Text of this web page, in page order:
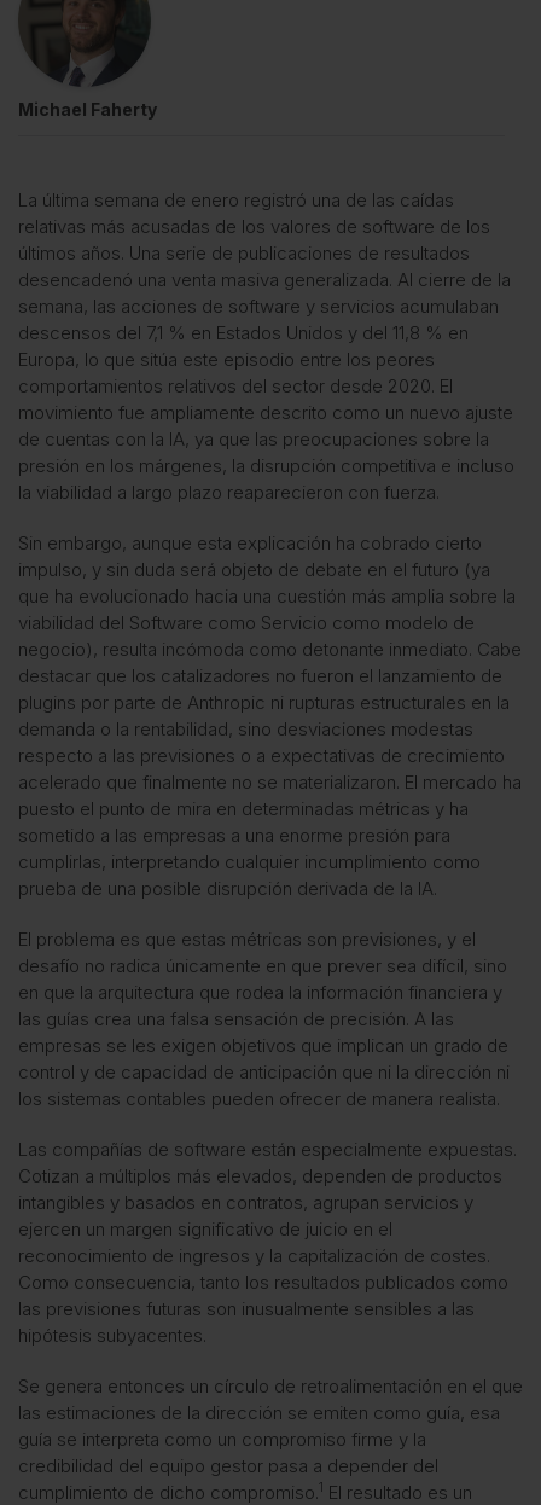
Michael Faherty
La última semana de enero registró una de las caídas
relativas más acusadas de los valores de software de los
últimos años. Una serie de publicaciones de resultados
desencadenó una venta masiva generalizada. Al cierre de la
semana, las acciones de software y servicios acumulaban
descensos del 7,1 % en Estados Unidos y del 11,8 % en
Europa, lo que sitúa este episodio entre los peores
comportamientos relativos del sector desde 2020. El
movimiento fue ampliamente descrito como un nuevo ajuste
de cuentas con la IA, ya que las preocupaciones sobre la
presión en los márgenes, la disrupción competitiva e incluso
la viabilidad a largo plazo reaparecieron con fuerza.
Sin embargo, aunque esta explicación ha cobrado cierto
impulso, y sin duda será objeto de debate en el futuro (ya
que ha evolucionado hacia una cuestión más amplia sobre la
viabilidad del Software como Servicio como modelo de
negocio), resulta incómoda como detonante inmediato. Cabe
destacar que los catalizadores no fueron el lanzamiento de
plugins por parte de Anthropic ni rupturas estructurales en la
demanda o la rentabilidad, sino desviaciones modestas
respecto a las previsiones o a expectativas de crecimiento
acelerado que finalmente no se materializaron. El mercado ha
puesto el punto de mira en determinadas métricas y ha
sometido a las empresas a una enorme presión para
cumplirlas, interpretando cualquier incumplimiento como
prueba de una posible disrupción derivada de la IA.
El problema es que estas métricas son previsiones, y el
desafío no radica únicamente en que prever sea difícil, sino
en que la arquitectura que rodea la información financiera y
las guías crea una falsa sensación de precisión. A las
empresas se les exigen objetivos que implican un grado de
control y de capacidad de anticipación que ni la dirección ni
los sistemas contables pueden ofrecer de manera realista.
Las compañías de software están especialmente expuestas.
Cotizan a múltiplos más elevados, dependen de productos
intangibles y basados en contratos, agrupan servicios y
ejercen un margen significativo de juicio en el
reconocimiento de ingresos y la capitalización de costes.
Como consecuencia, tanto los resultados publicados como
las previsiones futuras son inusualmente sensibles a las
hipótesis subyacentes.
Se genera entonces un círculo de retroalimentación en el que
las estimaciones de la dirección se emiten como guía, esa
guía se interpreta como un compromiso firme y la
credibilidad del equipo gestor pasa a depender del
cumplimiento de dicho compromiso.1 El resultado es un